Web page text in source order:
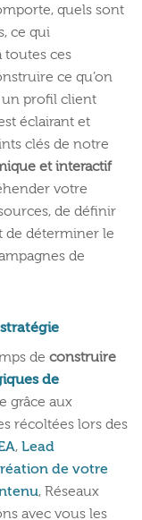
quels sont
ce qui
toutes ces
ce qu’on
un profil client
éclairant et
clés de notre
et interactif
votre
de définir
de déterminer le
de
de construire
de
grâce aux
récoltées lors des
, Lead
de votre
, Réseaux
avec vous les